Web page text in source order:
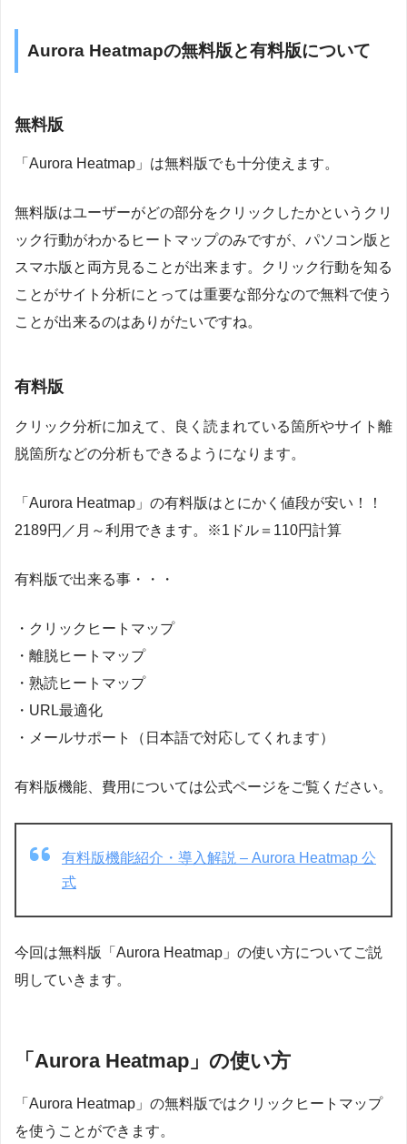
Aurora Heatmapの無料版と有料版について
無料版
「Aurora Heatmap」は無料版でも十分使えます。
無料版はユーザーがどの部分をクリックしたかというクリ
ック行動がわかるヒートマップのみですが、パソコン版と
スマホ版と両方見ることが出来ます。クリック行動を知る
ことがサイト分析にとっては重要な部分なので無料で使う
ことが出来るのはありがたいですね。
有料版
クリック分析に加えて、良く読まれている箇所やサイト離
脱箇所などの分析もできるようになります。
「Aurora Heatmap」の有料版はとにかく値段が安い！！
2189円／月～利用できます。※1ドル＝110円計算
有料版で出来る事・・・
・クリックヒートマップ
・離脱ヒートマップ
・熟読ヒートマップ
・URL最適化
・メールサポート（日本語で対応してくれます）
有料版機能、費用については公式ページをご覧ください。
有料版機能紹介・導入解説 – Aurora Heatmap 公
式
今回は無料版「Aurora Heatmap」の使い方についてご説
明していきます。
「Aurora Heatmap」の使い方
「Aurora Heatmap」の無料版ではクリックヒートマップ
を使うことができます。